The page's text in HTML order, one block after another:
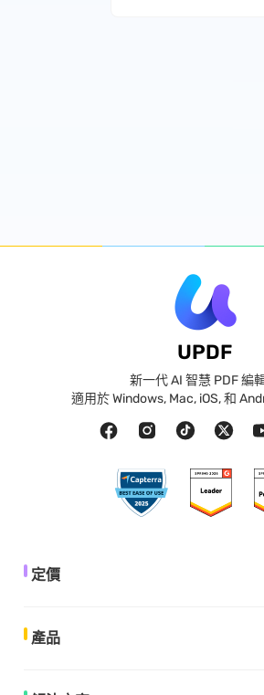
UPDF
新一代 AI 智慧 PDF 編
適用於 Windows, Mac, iOS, 和
定價
產品